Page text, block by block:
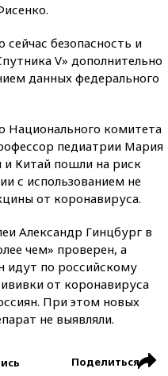
безопасность и
V» дополнительно
данных федерального
Национального комитета
педиатрии Мария
и Китай пошли на риск
с использованием не
от коронавируса.
Александр Гинцбург в
чем» проверен, а
идут по российскому
от коронавируса
При этом новых
не выявляли.
Поделиться